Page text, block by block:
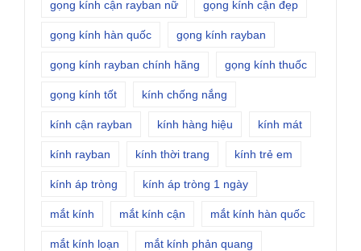
gọng kính cận rayban nữ gọng kính cận đẹp
gọng kính hàn quốc gọng kính rayban
gọng kính rayban chính hãng gọng kính thuốc
gọng kính tốt kính chống nắng
kính cận rayban kính hàng hiệu kính mát
kính rayban kính thời trang kính trẻ em
kính áp tròng kính áp tròng 1 ngày
mắt kính mắt kính cận mắt kính hàn quốc
mắt kính loạn mắt kính phản quang